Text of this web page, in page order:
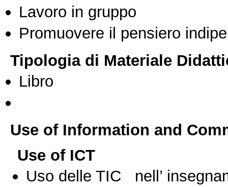
Lavoro in gruppo
Promuovere il pensiero
Tipologia di Materiale
Libro
Use of Information and
Use of ICT
Uso delle TIC nell’